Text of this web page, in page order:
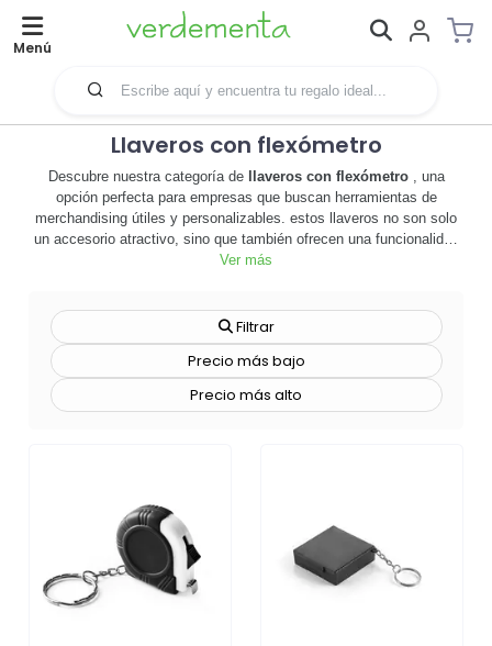
Menú
Llaveros con flexómetro
Descubre nuestra categoría de llaveros con flexómetro, una
opción perfecta para empresas que buscan herramientas de
merchandising útiles y personalizables. estos llaveros no son solo
un accesorio atractivo, sino que también ofrecen una funcionalidad
práctica con su flexómetro incorporado. ideal para empresas del
personaliza estos llaveros con el logo de tu empresa, creando una
imagen de marca sólida y coherente. los llaveros con flexómetro
son una excelente manera de mantener tu marca en la mente de tus
herramienta útil en su día a día. además, son un regalo promocional
beneficios de estos productos promocionales únicos!
Ver más
Filtrar
Precio más bajo
Precio más alto